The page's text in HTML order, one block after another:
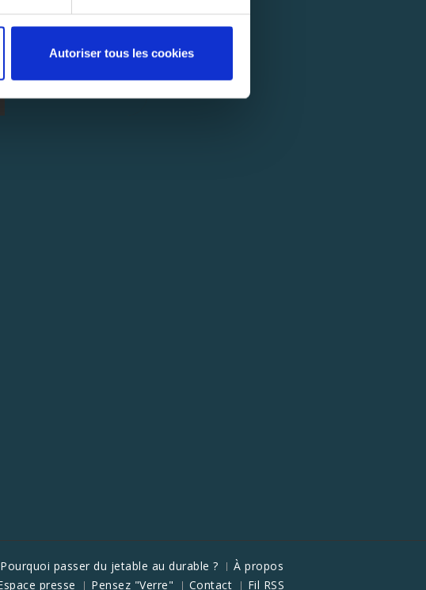
Autoriser tous les cookies
nouvelles.
Pourquoi passer du jetable au durable ?
À propos
presse Pensez "Verre" Contact Fil RSS